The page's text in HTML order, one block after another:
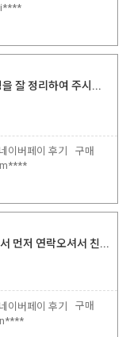
잘 정리하여 주시...
구매
먼저 연락오셔서 친...
구매